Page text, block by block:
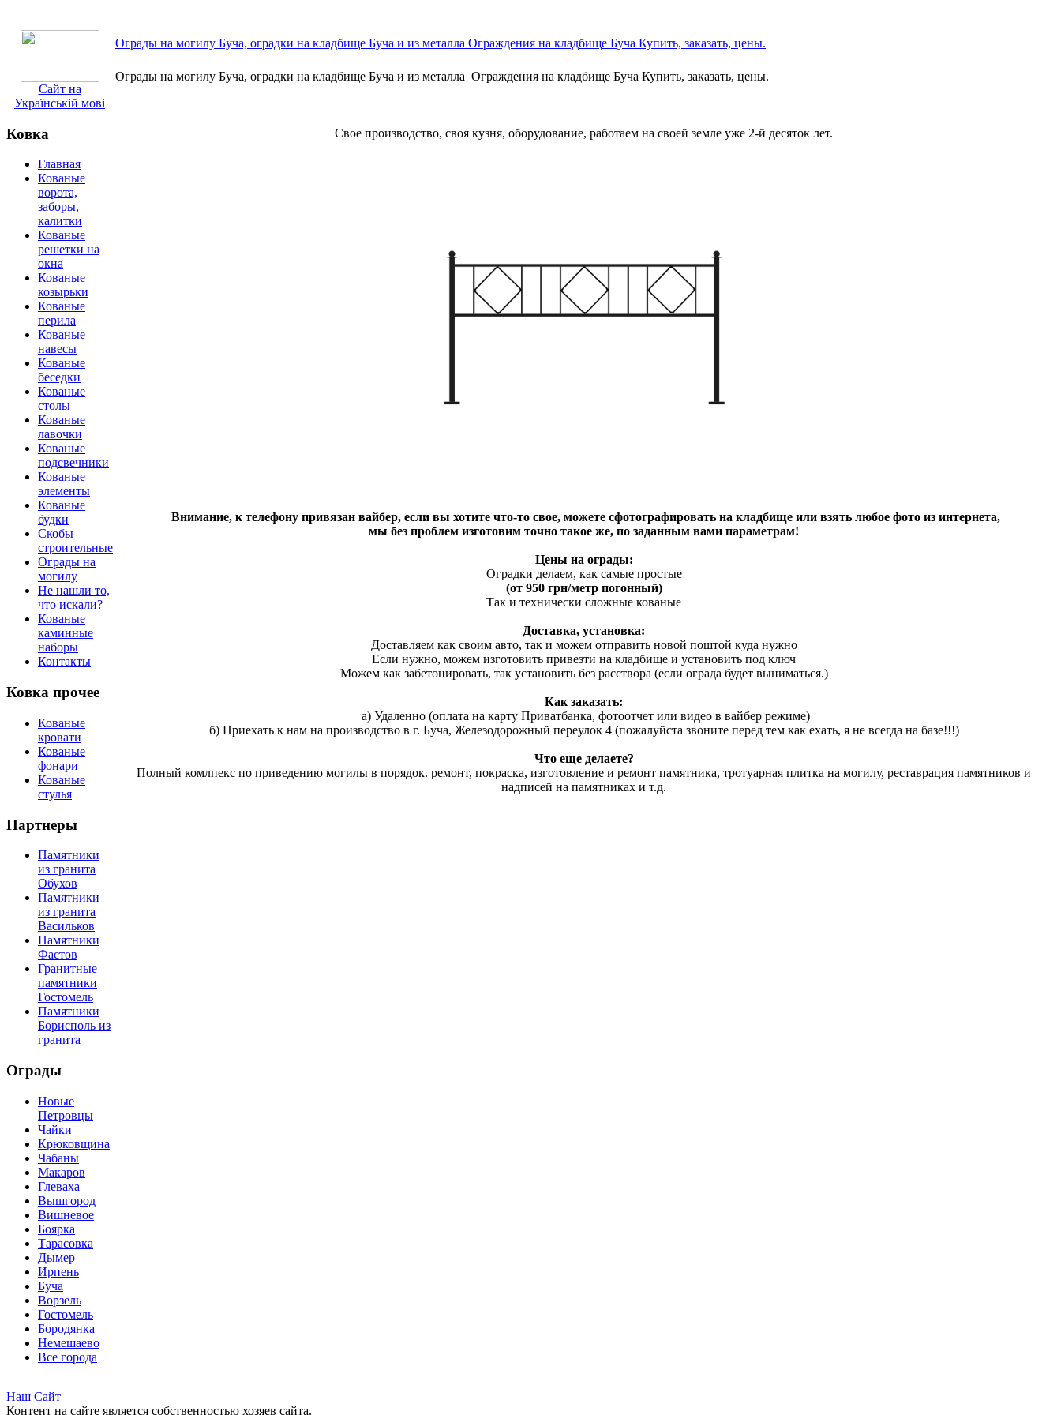
Сайт на
Українській мові
Ковка
Главная
Кованые
ворота,
заборы,
калитки
Кованые
решетки на
окна
Кованые
козырьки
Кованые
перила
Кованые
навесы
Кованые
беседки
Кованые
столы
Кованые
лавочки
Кованые
подсвечники
Кованые
элементы
Кованые
будки
Скобы
строительные
Ограды на
могилу
Не нашли то,
что искали?
Кованые
каминные
наборы
Контакты
Ковка прочее
Кованые
кровати
Кованые
фонари
Кованые
стулья
Партнеры
Памятники
из гранита
Обухов
Памятники
из гранита
Васильков
Памятники
Фастов
Гранитные
памятники
Гостомель
Памятники
Борисполь из
гранита
Ограды
Новые
Петровцы
Чайки
Крюковщина
Чабаны
Макаров
Глеваха
Вышгород
Вишневое
Боярка
Тарасовка
Дымер
Ирпень
Буча
Ворзель
Гостомель
Бородянка
Немешаево
Все города
Ограды на могилу Буча, оградки на кладбище Буча и из металла Ограждения на кладбище Буча Купить, заказать, цены.
Ограды на могилу Буча, оградки на кладбище Буча и из металла Ограждения на кладбище Буча Купить, заказать, цены.
Свое производство, своя кузня, оборудование, работаем на своей земле уже 2-й десяток лет.
Внимание, к телефону привязан вайбер, если вы хотите что-то свое, можете сфотографировать на кладбище или взять любое фото из интернета,
мы без проблем изготовим точно такое же, по заданным вами параметрам!
Цены на ограды:
Оградки делаем, как самые простые
(от 950 грн/метр погонный)
Так и технически сложные кованые
Доставка, установка:
Доставляем как своим авто, так и можем отправить новой поштой куда нужно
Если нужно, можем изготовить привезти на кладбище и установить под ключ
Можем как забетонировать, так установить без расствора (если ограда будет выниматься.)
Как заказать:
а) Удаленно (оплата на карту Приватбанка, фотоотчет или видео в вайбер режиме)
б) Приехать к нам на производство в г. Буча, Железодорожный переулок 4 (пожалуйста звоните перед тем как ехать, я не всегда на базе!!!)
Что еще делаете?
Полный комлпекс по приведению могилы в порядок. ремонт, покраска, изготовление и ремонт памятника, тротуарная плитка на могилу, реставрация памятников и
надписей на памятниках и т.д.
Наш Сайт
Контент на сайте является собственностью хозяев сайта.